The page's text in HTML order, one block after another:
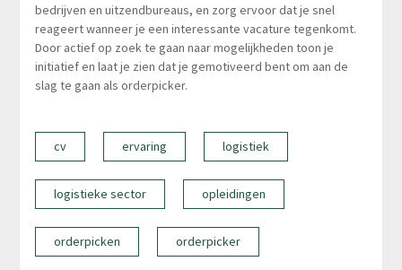
bedrijven en uitzendbureaus, en zorg ervoor dat je snel
reageert wanneer je een interessante vacature tegenkomt.
Door actief op zoek te gaan naar mogelijkheden toon je
initiatief en laat je zien dat je gemotiveerd bent om aan de
slag te gaan als orderpicker.
cv ervaring logistiek
logistieke sector opleidingen
orderpicken orderpicker